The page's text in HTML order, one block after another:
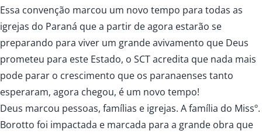
Essa convenção marcou um novo tempo para todas as
igrejas do Paraná que a partir de agora estarão se
preparando para viver um grande avivamento que Deus
prometeu para este Estado, o SCT acredita que nada mais
pode parar o crescimento que os paranaenses tanto
esperaram, agora chegou, é um novo tempo!
Deus marcou pessoas, famílias e igrejas. A família do Missº.
Borotto foi impactada e marcada para a grande obra que